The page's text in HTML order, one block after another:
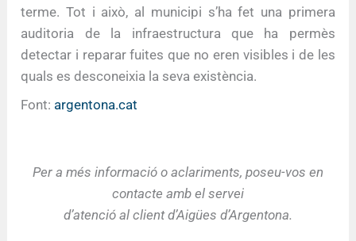
terme. Tot i això, al municipi s’ha fet una primera
auditoria de la infraestructura que ha permès
detectar i reparar fuites que no eren visibles i de les
quals es desconeixia la seva existència.
Font: argentona.cat
Per a més informació o aclariments, poseu-vos en
contacte amb el servei
d’atenció al client d’Aigües d’Argentona.